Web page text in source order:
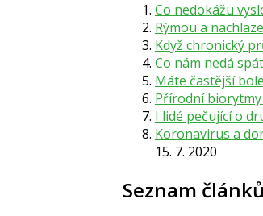
Co nedokážu
Rýmou a
Když chronický
Co nám nedá
Máte častější
Přírodní
I lidé pečující o
Koronavirus a
15. 7. 2020
Seznam